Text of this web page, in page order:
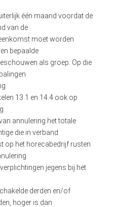
één maand voordat de
van de
moet worden
bepaalde
als groep. Op die
13.1 en 14.4 ook op
annulering het totale
die in verband
op het horecabedrijf rusten
jegens bij het
derden en/of
hoger is dan